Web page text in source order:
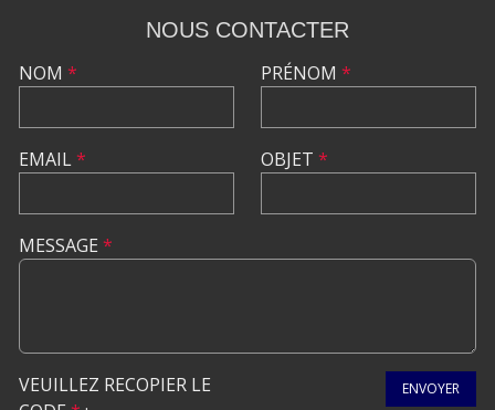
NOUS CONTACTER
NOM *
EMAIL*
PRÉNOM *
OBJET *
MESSAGE *
VEUILLEZ RECOPIER LE
ENVOYER